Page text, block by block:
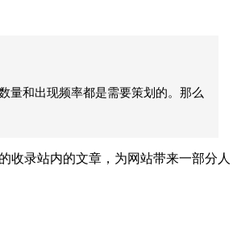
量和出现频率都是需要策划的。那么
录站内的文章，为网站带来一部分人